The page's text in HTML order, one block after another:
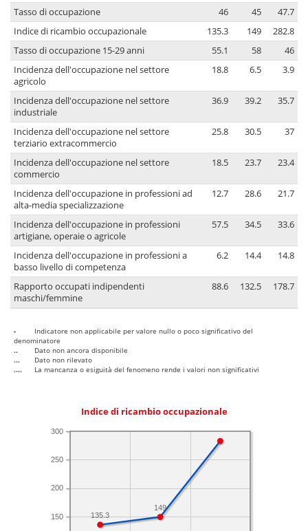
Tasso di occupazione
46 45
47.7
Indice di ricambio occupazionale
135.3 149
282.8
Tasso di occupazione 15-29 anni
55.1 58
46
Incidenza dell'occupazione nel settore
agricolo
18.8 6.5 3.9
Incidenza dell'occupazione nel settore
industriale
36.9 39.2 35.7
Incidenza dell'occupazione nel settore
terziario extracommercio
25.8 30.5 37
Incidenza dell'occupazione nel settore
commercio
18.5 23.7 23.4
Incidenza dell'occupazione in professioni ad
alta-media specializzazione
12.7 28.6 21.7
Incidenza dell'occupazione in professioni
artigiane, operaie o agricole
57.5 34.5 33.6
Incidenza dell'occupazione in professioni a
basso livello di competenza
6.2 14.4 14.8
Rapporto occupati indipendenti
maschi/femmine
88.6 132.5 178.7
-
Indicatore non applicabile per valore nullo o poco significativo del
denominatore
..
Dato non ancora disponibile
...
Dato non rilevato
....
La mancanza o esiguità del fenomeno rende i valori non significativi
Indice di ricambio occupazionale
150
200
250
300
149
135.3